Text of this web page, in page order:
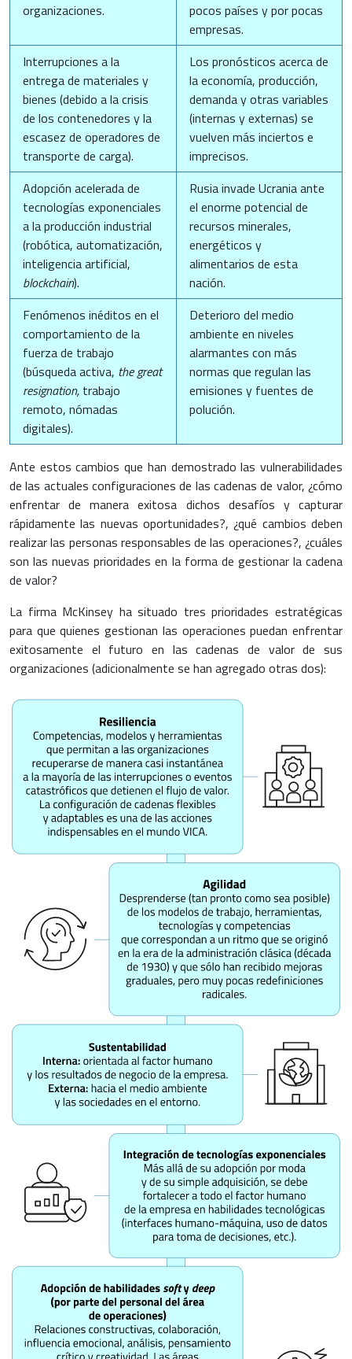
organizaciones.
pocos países y por pocas
empresas.
Interrupciones a la
entrega de materiales y
bienes (debido a la crisis
de los contenedores y la
escasez de operadores de
transporte de carga).
Los pronósticos acerca de
la economía, producción,
demanda y otras variables
(internas y externas) se
vuelven más inciertos e
imprecisos.
Adopción acelerada de
tecnologías exponenciales
a la producción industrial
(robótica, automatización,
inteligencia artificial,
blockchain).
Rusia invade Ucrania ante
el enorme potencial de
recursos minerales,
energéticos y
alimentarios de esta
nación.
Fenómenos inéditos en el
comportamiento de la
fuerza de trabajo
(búsqueda activa, the great
resignation, trabajo
remoto, nómadas
digitales).
Deterioro del medio
ambiente en niveles
alarmantes con más
normas que regulan las
emisiones y fuentes de
polución.
Ante estos cambios que han demostrado las vulnerabilidades
de las actuales configuraciones de las cadenas de valor, ¿cómo
enfrentar de manera exitosa dichos desafíos y capturar
rápidamente las nuevas oportunidades?, ¿qué cambios deben
realizar las personas responsables de las operaciones?, ¿cuáles
son las nuevas prioridades en la forma de gestionar la cadena
de valor?
La firma McKinsey ha situado tres prioridades estratégicas
para que quienes gestionan las operaciones puedan enfrentar
exitosamente el futuro en las cadenas de valor de sus
organizaciones (adicionalmente se han agregado otras dos):